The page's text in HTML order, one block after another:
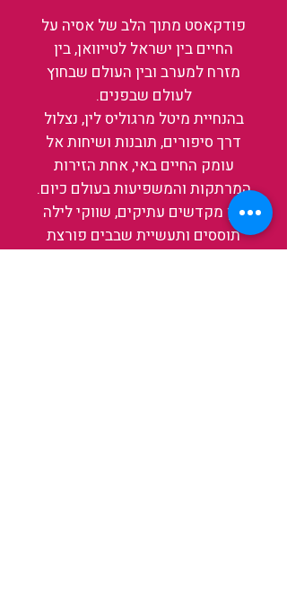
פודקאסט מתוך הלב של אסיה על
החיים בין ישראל לטייוואן, בין
מזרח למערב ובין העולם שבחוץ
לעולם שבפנים.
בהנחיית מיטל מרגוליס לין, נצלול
דרך סיפורים, תובנות ושיחות אל
עומק החיים באי, אחת הזירות
המרתקות והמשפיעות בעולם כיום.
בין מקדשים עתיקים, שווקי לילה
תוססים ותעשיית שבבים פורצת